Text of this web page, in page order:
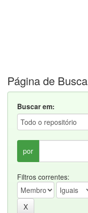
Página de Busca
Buscar em:
por
Filtros correntes: